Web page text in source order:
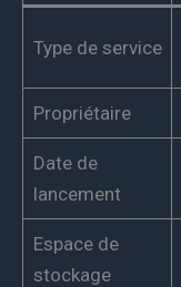
Type de service
Propriétaire
Date de
lancement
Espace de
stockage